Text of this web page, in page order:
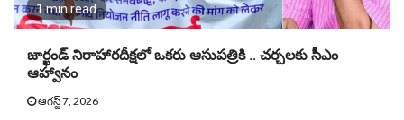
1 min read
జార్ఖండ్ నిరాహారదీక్షలో ఒకరు ఆసుపత్రికి .. చర్చలకు సీఎం
ఆహ్వానం
ఆగస్ట్ 7, 2026